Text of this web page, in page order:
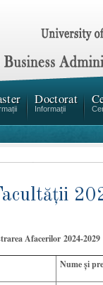
Doctorat
Informații
Afacerilor 2024-2029
Nume și